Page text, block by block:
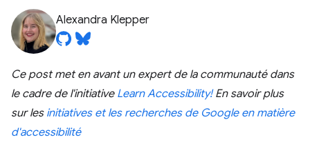
Alexandra Klepper
Ce post met en avant un expert de la communauté dans
le cadre de l'initiative Learn Accessibility!En savoir plus
sur les initiatives et les recherches de Google en matière
d'accessibilité